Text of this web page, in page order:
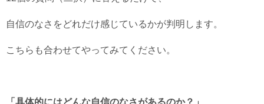
自信のなさをどれだけ感じているかが判明します。
こちらも合わせてやってみてください。
「具体的にはどんな自信のなさがあるのか？」